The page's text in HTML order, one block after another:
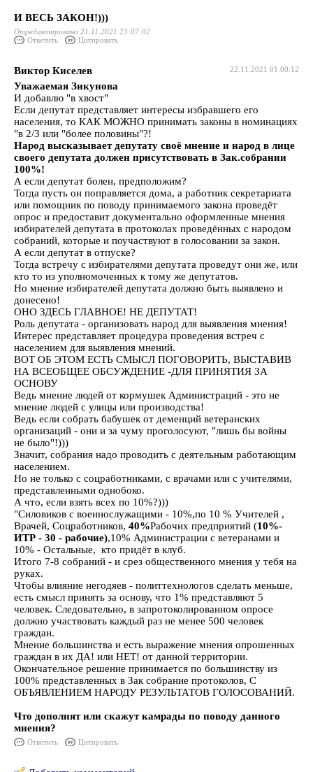
И ВЕСЬ ЗАКОН!)))
Отредактировано 21.11.2021 23:07:02
Ответить
Цитировать
22.11.2021 01:00:12
Виктор Киселев
Уважаемая Зикунова
И добавлю "в хвост"
Если депутат представляет интересы избравшего его
населения, то КАК МОЖНО принимать законы в номинациях
"в 2/3 или "более половины"?!
Народ высказывает депутату своё мнение и народ в лице
своего депутата должен присутствовать в Зак.собрании
100%!
А если депутат болен, предположим?
Тогда пусть он поправляется дома, а работник секретариата
или помощник по поводу принимаемого закона проведёт
опрос и предоставит документально оформленные мнения
избирателей депутата в протоколах проведённых с народом
собраний, которые и поучаствуют в голосовании за закон.
А если депутат в отпуске?
Тогда встречу с избирателями депутата проведут они же, или
кто то из уполномоченных к тому же депутатов.
Но мнение избирателей депутата должно быть выявлено и
донесено!
ОНО ЗДЕСЬ ГЛАВНОЕ! НЕ ДЕПУТАТ!
Роль депутата - организовать народ для выявления мнения!
Интерес представляет процедура проведения встреч с
населением для выявления мнений.
ВОТ ОБ ЭТОМ ЕСТЬ СМЫСЛ ПОГОВОРИТЬ, ВЫСТАВИВ
НА ВСЕОБЩЕЕ ОБСУЖДЕНИЕ -ДЛЯ ПРИНЯТИЯ ЗА
ОСНОВУ
Ведь мнение людей от кормушек Администраций - это не
мнение людей с улицы или производства!
Ведь если собрать бабушек от деменций ветеранских
организаций - они и за чуму проголосуют, "лишь бы войны
не было"!)))
Значит, собрания надо проводить с деятельным работающим
населением.
Но не только с соцработниками, с врачами или с учителями,
представленными однобоко.
А что, если взять всех по 10%?)))
"Силовиков с военнослужащими - 10%,по 10 % Учителей ,
Врачей, Соцработников, 40%Рабочих предприятий (10%-
ИТР - 30 - рабочие),10% Администрации с ветеранами и
10% - Остальные, кто придёт в клуб.
Итого 7-8 собраний - и срез общественного мнения у тебя на
руках.
Чтобы влияние негодяев - политтехнологов сделать меньше,
есть смысл принять за основу, что 1% представляют 5
человек. Следовательно, в запротоколированном опросе
должно участвовать каждый раз не менее 500 человек
граждан.
Мнение большинства и есть выражение мнения опрошенных
граждан в их ДА! или НЕТ! от данной территории.
Окончательное решение принимается по большинству из
100% представленных в Зак собрание протоколов, С
ОБЪЯВЛЕНИЕМ НАРОДУ РЕЗУЛЬТАТОВ ГОЛОСОВАНИЙ.
Что дополнят или скажут камрады по поводу данного
мнения?
Ответить Цитировать